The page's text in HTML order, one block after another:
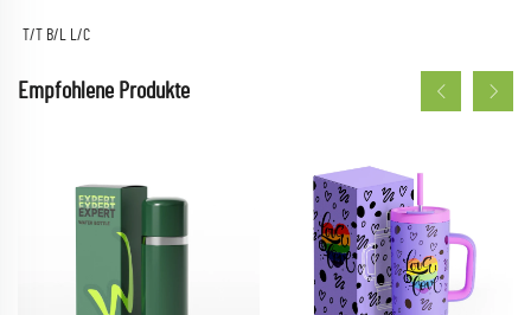
T/T B/L L/C
Empfohlene Produkte